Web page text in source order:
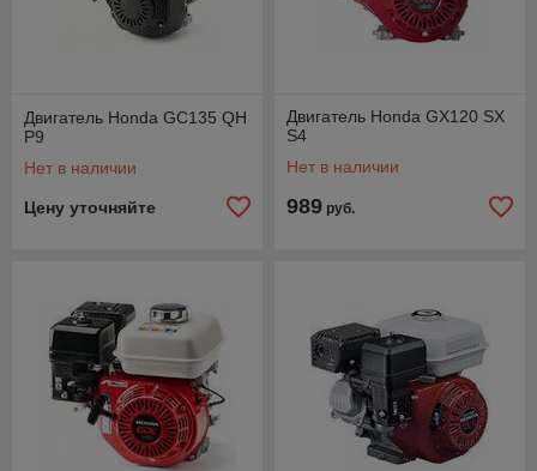
Двигатель Honda GC135 QH
P9
Нет в наличии
Цену уточняйте
Двигатель Honda GX120 SX
S4
Нет в наличии
989 руб.